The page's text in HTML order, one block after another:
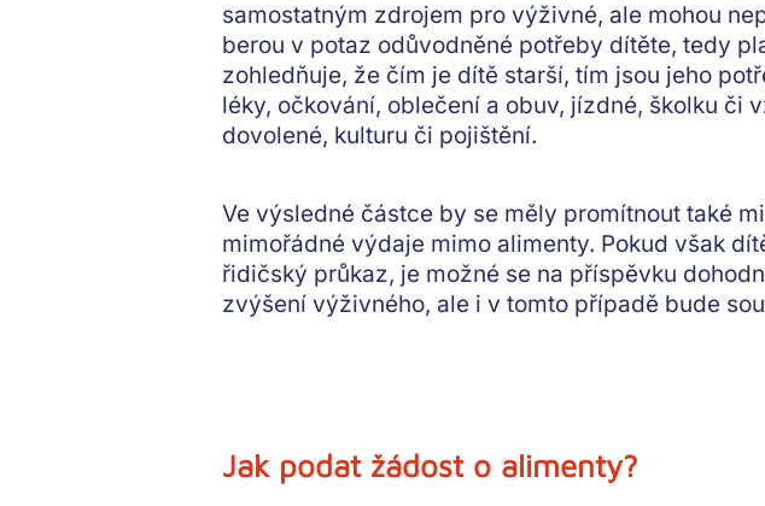
samostatným zdrojem pro výživné, ale mohou
berou v potaz odůvodněné potřeby dítěte, tedy
zohledňuje, že čím je dítě starší, tím jsou jeho
léky, očkování, oblečení a obuv, jízdné, školku či
dovolené, kulturu či pojištění.
Ve výsledné částce by se měly promítnout také
mimořádné výdaje mimo alimenty. Pokud však
řidičský průkaz, je možné se na příspěvku
zvýšení výživného, ale i v tomto případě bude
Jak podat žádost o alimenty?